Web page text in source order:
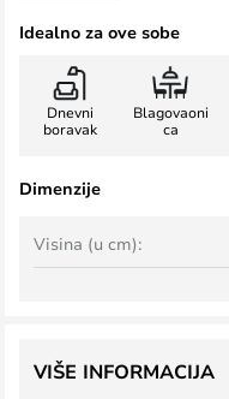
Idealno za ove sobe
Dnevni
boravak
Blagovaoni
ca
Dimenzije
Visina (u cm):
VIŠE INFORMACIJA